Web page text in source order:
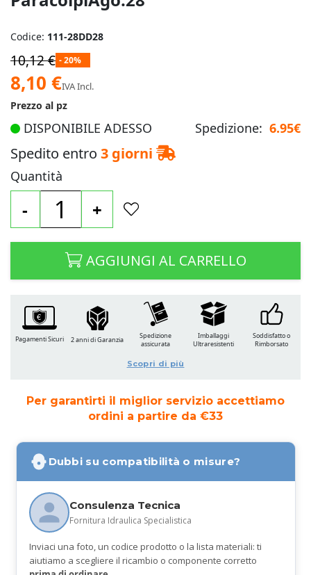
Codice: 111-28DD28
10,12 € - 20%
Prezzo
speciale
8,10 €IVA Incl.
Prezzo al pz
DISPONIBILE ADESSO Spedizione: 6.95€
Spedito entro 3 giorni
Quantità
- +
AGGIUNGI AL CARRELLO
Per garantirti il miglior servizio accettiamo
ordini a partire da €33
Dubbi su compatibilità o misure?
Consulenza Tecnica
Fornitura Idraulica Specialistica
Inviaci una foto, un codice prodotto o la lista materiali: ti
aiutiamo a scegliere il ricambio o componente corretto
Pagamenti Sicuri 2 anni di Garanzia
Spedizione
assicurata
Imballaggi
Ultraresistenti
Soddisfatto o
Rimborsato
Scopri di più